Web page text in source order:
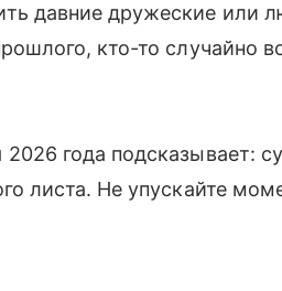
давние дружеские или
кто-то случайно
года подсказывает:
листа. Не упускайте